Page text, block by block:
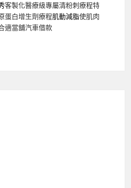
客製化醫療級專屬清粉刺療程特
蛋白增生劑療程肌動減脂使肌肉
適當舖汽車借款